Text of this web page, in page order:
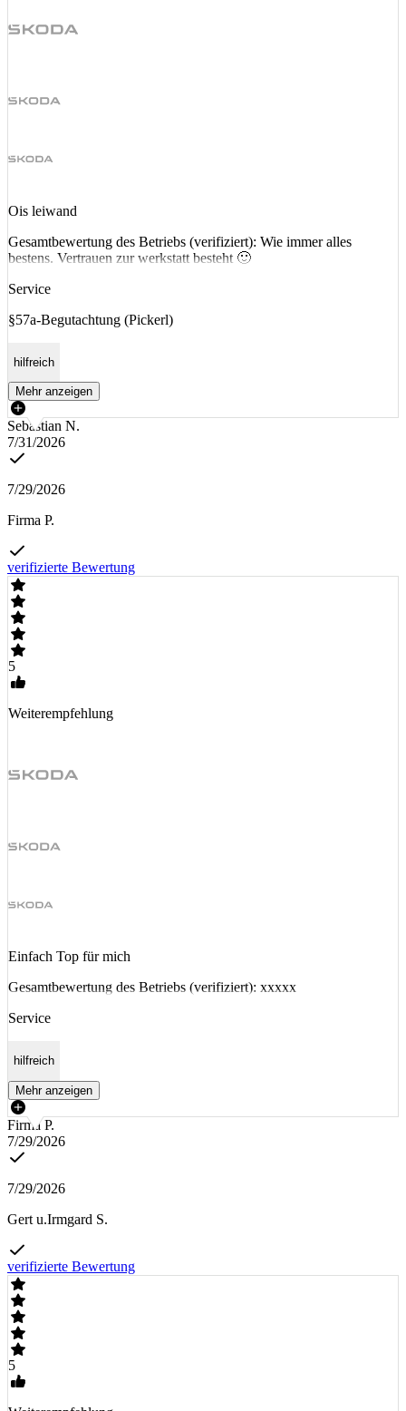
Ois leiwand
Gesamtbewertung des Betriebs (verifiziert): Wie immer alles
bestens. Vertrauen zur werkstatt besteht 🙂
Service
§57a-Begutachtung (Pickerl)
hilfreich
Mehr anzeigen
Sebastian N.
7/31/2026
7/29/2026
Firma P.
verifizierte Bewertung
5
Weiterempfehlung
Einfach Top für mich
Gesamtbewertung des Betriebs (verifiziert): xxxxx
Service
hilfreich
Mehr anzeigen
Firma P.
7/29/2026
7/29/2026
Gert u.Irmgard S.
verifizierte Bewertung
5